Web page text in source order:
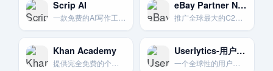
Scrip AI
一款免费的AI写作工具，支持多种写作模型，旨在提供高质量的AI原创内容。
eBay Partner Network – C2C电商巨头联盟
推广全球最大的C2C和B2C在线拍卖和购物网站eBay上的海量商品。
Khan Academy
提供完全免费的个性化学习资源，涵盖K-12教育和早期大学课程。
Userlytics-用户体验测试平台
一个全球性的用户测试平台。为网站。应用和原型提供用户反馈服务。